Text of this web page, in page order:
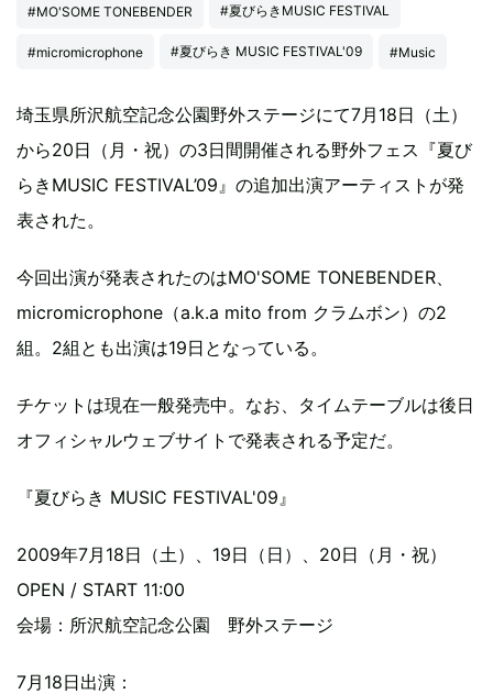
#MO'SOME TONEBENDER #夏びらきMUSIC FESTIVAL
#micromicrophone #夏びらき MUSIC FESTIVAL'09 #Music
埼玉県所沢航空記念公園野外ステージにて7月18日（土）
から20日（月・祝）の3日間開催される野外フェス『夏び
らきMUSIC FESTIVAL’09』の追加出演アーティストが発
表された。
今回出演が発表されたのはMO'SOME TONEBENDER、
micromicrophone（a.k.a mito from クラムボン）の2
組。2組とも出演は19日となっている。
チケットは現在一般発売中。なお、タイムテーブルは後日
オフィシャルウェブサイトで発表される予定だ。
『夏びらき MUSIC FESTIVAL'09』
2009年7月18日（土）、19日（日）、20日（月・祝）
OPEN / START 11:00
会場：所沢航空記念公園 野外ステージ
7月18日出演：